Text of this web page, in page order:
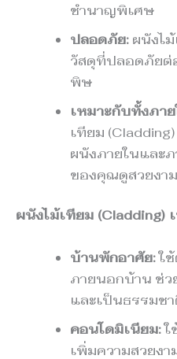
ชำนาญพิเศษ
ปลอดภัย: ผนังไ
วัสดุที่ปลอดภัยต่
พิษ
เหมาะกับทั้งภา
เทียม
ผนังภายในและ
ของคุณดูสวยงา
ผนังไม้เทียม (Cladding)
บ้านพักอาศัย:ใ
ภายนอกบ้าน ช่ว
และเป็นธรรมช
คอนโดมิเนียม:ใ
เพิ่มความสวยง